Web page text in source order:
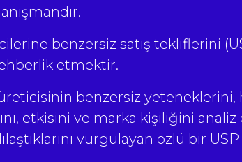
benzersiz satış tekliflerini
etmektir.
benzersiz yeteneklerini,
etkisini ve marka kişiliğini analiz
vurgulayan özlü bir